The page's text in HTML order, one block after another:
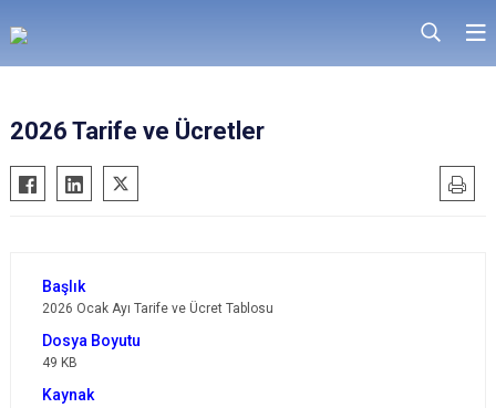
2026 Tarife ve Ücretler
2026 Ocak Ayı Tarife ve Ücret Tablosu
49 KB